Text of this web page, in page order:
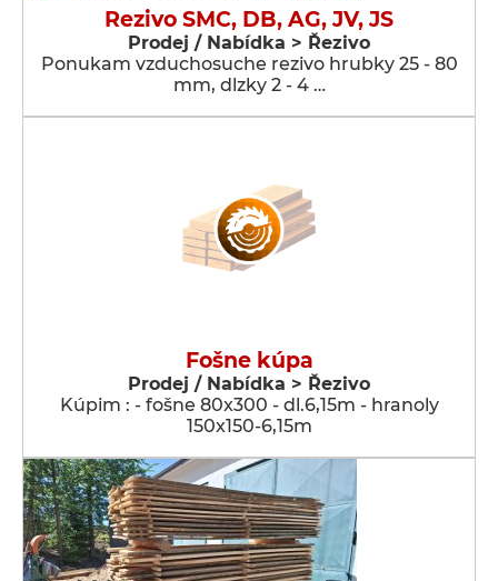
Rezivo SMC, DB, AG, JV, JS
Prodej / Nabídka > Řezivo
Ponukam vzduchosuche rezivo hrubky 25 - 80
mm, dlzky 2 - 4 …
Fošne kúpa
Prodej / Nabídka > Řezivo
Kúpim : - fošne 80x300 - dl.6,15m - hranoly
150x150-6,15m